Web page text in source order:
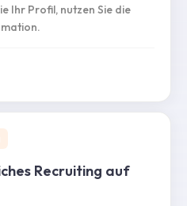
Ihr Profil, nutzen Sie die
Recruiting auf